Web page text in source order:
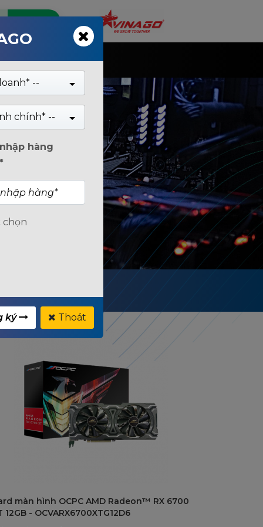
màn hình OCPC AMD Radeon™ RX 6700
12GB - OCVARX6700XTG12D6
--
chính* --
hàng
chọn
ký Thoát